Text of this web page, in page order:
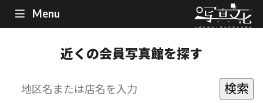
Menu
近くの会員写真館を探す